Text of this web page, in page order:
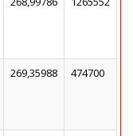
269,35988 474700